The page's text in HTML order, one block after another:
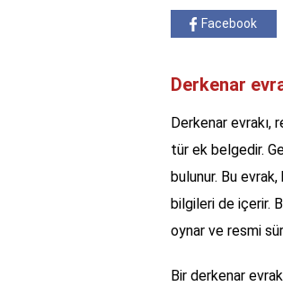
Facebook
Derkenar
Derkenar evrakı,
tür ek belgedir.
bulunur. Bu
bilgileri de içerir.
oynar ve resmi
Bir derkenar